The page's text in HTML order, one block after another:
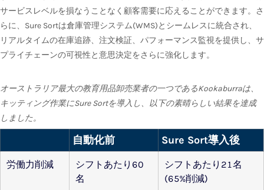
サービスレベルを損なうことなく顧客需要に応えることができます。さ
らに、Sure Sortは倉庫管理システム(WMS)とシームレスに統合され、
リアルタイムの在庫追跡、注文検証、パフォーマンス監視を提供し、サ
プライチェーンの可視性と意思決定をさらに強化します。
オーストラリア最大の教育用品卸売業者の一つであるKookaburraは、
キッティング作業にSure Sortを導入し、以下の素晴らしい結果を達成
しました。
自動化前 Sure Sort導入後
労働力削減
シフトあたり60
名
シフトあたり21名
(65%削減)